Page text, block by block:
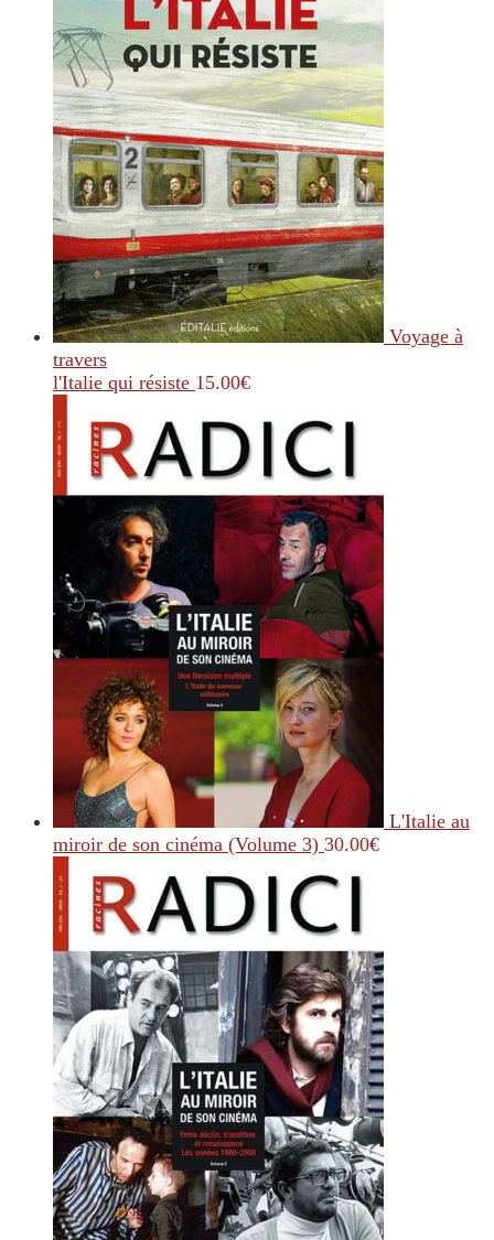
Voyage à
travers
l'Italie qui résiste 15.00€
L'Italie au
miroir de son cinéma (Volume 3) 30.00€